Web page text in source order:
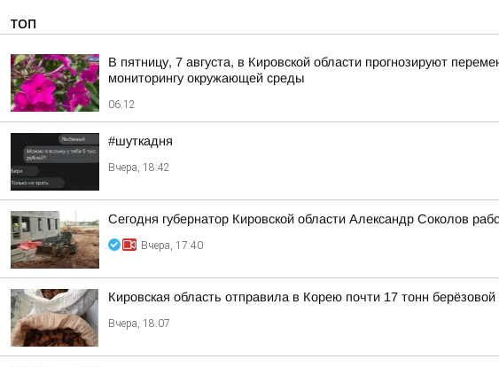
ТОП
В пятницу, 7 августа, в Кировской области прогнозируют
мониторингу окружающей среды
06:12
#шуткадня
Вчера, 18:42
Сегодня губернатор Кировской области Александр Соколов
Вчера, 17:40
Кировская область отправила в Корею почти 17 тонн берёзовой
Вчера, 18:07